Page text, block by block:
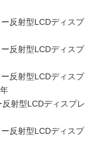
反射型LCDディスプ
反射型LCDディスプ
反射型LCDディスプ
射型LCDディスプレ
反射型LCDディスプ